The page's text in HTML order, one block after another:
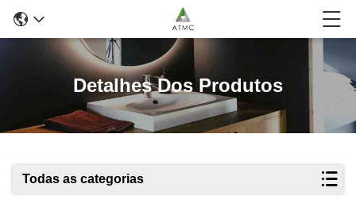
Detalhes Dos Produtos
Todas as categorias